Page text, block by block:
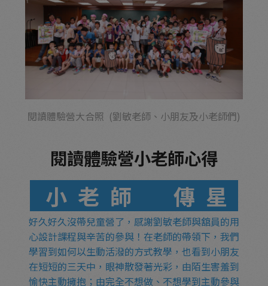
閱讀體驗營大合照 (劉敏老師、小朋友及小老師們)
閱讀體驗營小老師心得
小老師 傳星
好久好久沒帶兒童營了，感謝劉敏老師與舘員的用
心設計課程與辛苦的參與！在老師的帶領下，我們
學習到如何以生動活潑的方式教學，也看到小朋友
在短短的三天中，眼神散發著光彩，由陌生害羞到
愉快主動擁抱；由完全不想做、不想學到主動參與